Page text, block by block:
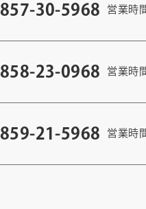
30-5968 営業時
23-0968 営業時
21-5968 営業時